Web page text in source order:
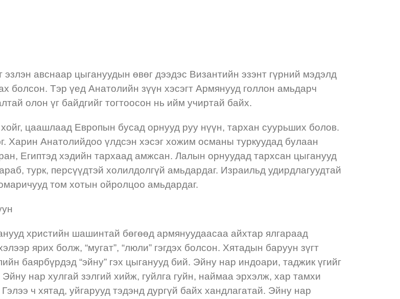
авснаар цыгануудын өвөг дээдэс Византийн эзэнт гүрний мэдэлд
болсон. Тэр үед Анатолийн зүүн хэсэгт Армянууд голлон амьдарч
олон үг байдгийг тогтоосон нь ийм учиртай байх.
цаашлаад Европын бусад орнууд руу нүүн, тархан суурьших болов.
Харин Анатолийдоо үлдсэн хэсэг хожим османы туркуудад булаан
Египтэд хэдийн тархаад амжсан. Лалын орнуудад тархсан цыганууд
турк, персүүдтэй холилдолгүй амьдардаг. Израильд удирдлагуудтай
том хотын ойролцоо амьдардаг.
христийн шашинтай бөгөөд армянуудаасаа айхтар ялгараад
ярих болж, “мугат”, “люли” гэгдэх болсон. Хятадын баруун зүгт
баярбүрдэд “эйну” гэх цыганууд бий. Эйну нар индоари, таджик үгийг
нар хулгай зэлгий хийж, гуйлга гуйн, наймаа эрхэлж, хар тамхи
ч хятад, уйгарууд тэдэнд дургүй байх хандлагатай. Эйну нар